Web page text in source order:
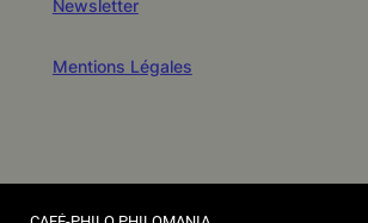
Newsletter
Mentions Légales